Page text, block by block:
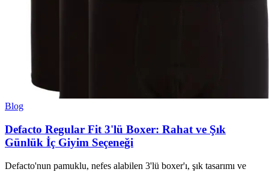
Blog
Defacto Regular Fit 3'lü Boxer: Rahat ve Şık
Günlük İç Giyim Seçeneği
Defacto'nun pamuklu, nefes alabilen 3'lü boxer'ı, şık tasarımı ve